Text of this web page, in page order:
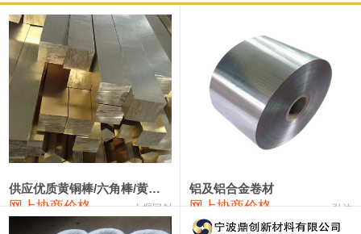
1#钴 331,000—351,000
1#锑 88,000—94,000 91,000
2#锑 84,000—90,000 87,000 0
1#镁 17,000—18,000 17,500
1#电解锰(99.7%袋装) 17,900—18,100 18,000
1#电解锰 18,800—19,000 18,900
1#铬 60,000—82,000
供应优质黄铜棒/六角棒/黄铜方板
网上协商价格 十堰同创
铝及铝合金卷材
网上协商价格 弘达